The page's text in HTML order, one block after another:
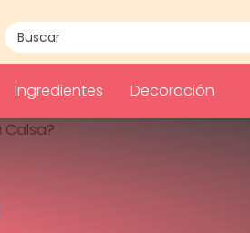
Ingredientes Decoración